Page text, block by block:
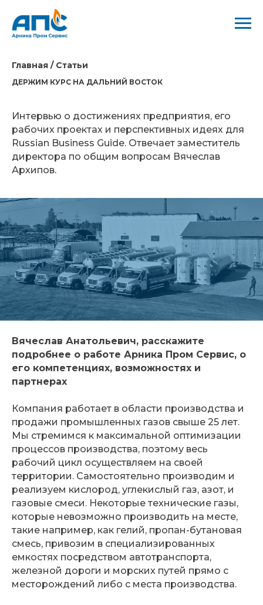
Главная / Статьи
ДЕРЖИМ КУРС НА ДАЛЬНИЙ ВОСТОК
Интервью о достижениях предприятия, его
рабочих проектах и перспективных идеях для
Russian Business Guide. Отвечает заместитель
директора по общим вопросам Вячеслав
Архипов.
Вячеслав Анатольевич, расскажите
подробнее о работе Арника Пром Сервис, о
его компетенциях, возможностях и
партнерах
Компания работает в области производства и
продажи промышленных газов свыше 25 лет.
Мы стремимся к максимальной оптимизации
процессов производства, поэтому весь
рабочий цикл осуществляем на своей
территории. Самостоятельно производим и
реализуем кислород, углекислый газ, азот, и
газовые смеси. Некоторые технические газы,
которые невозможно производить на месте,
такие например, как гелий, пропан-бутановая
смесь, привозим в специализированных
емкостях посредством автотранспорта,
железной дороги и морских путей прямо с
месторождений либо с места производства.